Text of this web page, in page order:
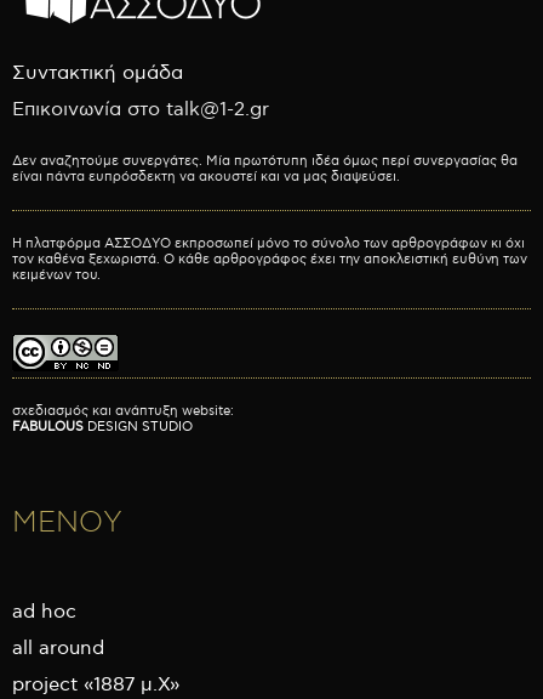
Συντακτική ομάδα
Επικοινωνία στο talk@1-2.gr
Δεν αναζητούμε συνεργάτες. Μία πρωτότυπη ιδέα όμως περί συνεργασίας θα
είναι πάντα ευπρόσδεκτη να ακουστεί και να μας διαψεύσει.
Η πλατφόρμα ΑΣΣΟΔΥΟ εκπροσωπεί μόνο το σύνολο των αρθρογράφων κι όχι
τον καθένα ξεχωριστά. Ο κάθε αρθρογράφος έχει την αποκλειστική ευθύνη των
κειμένων του.
σχεδιασμός και ανάπτυξη website:
FABULOUS DESIGN STUDIO
ΜΕΝΟΥ
ad hoc
all around
project «1887 μ.Χ»